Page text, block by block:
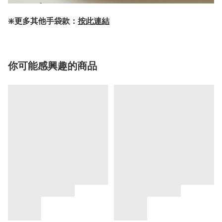
❇️更多其他手袋款： 按此連結
你可能感興趣的商品